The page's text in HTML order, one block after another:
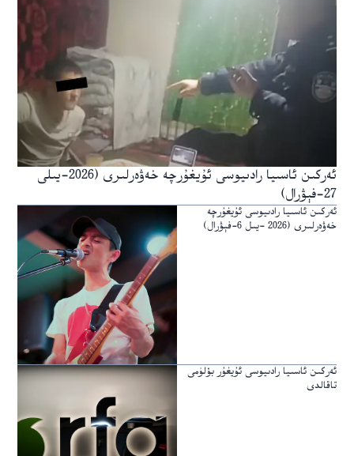
ئەركىن ئاسىيا رادىيوسى ئۇيغۇرچە خەۋەرلىرى (2026-يىلى
27-فېۋرال)
ئەركىن ئاسىيا رادىيوسى ئۇيغۇرچە
خەۋەرلىرى (2026 -يىل 6-فېۋرال)
ئەركىن ئاسىيا رادىيوسى ئۇيغۇر بۆلۈمى
تاقالدى